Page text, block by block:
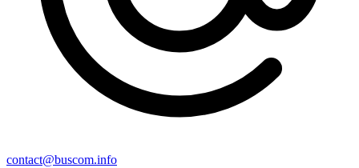
contact@buscom.info